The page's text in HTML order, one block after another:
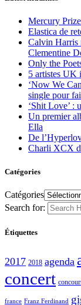
Mercury
Elastica de
Calvin Harris
Clementine
Only the
5 artistes UK
‘Now We
single pour
‘Shit Love’ :
Un premier
Ella
De
Charli XCX
Catégories
Catégories
Search for:
Étiquettes
2017 2018 agenda
concert
france Franz Ferdinand